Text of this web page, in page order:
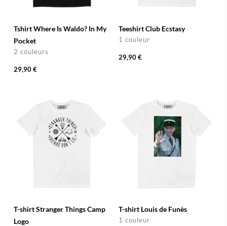
Tshirt Where Is Waldo? In My
Pocket
2 couleurs
29,90 €
Teeshirt Club Ecstasy
1 couleur
29,90 €
T-shirt Stranger Things Camp
Logo
T-shirt Louis de Funès
1 couleur